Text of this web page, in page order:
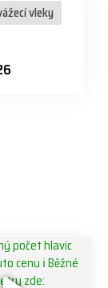
vleky